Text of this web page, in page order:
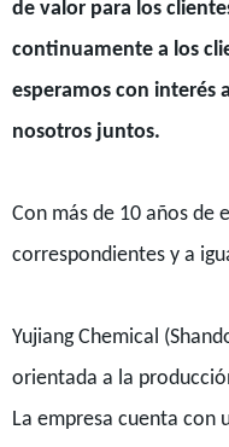
de valor para los
continuamente a los
esperamos con interés
nosotros juntos.
Con más de 10 años de
correspondientes y a
Yujiang Chemical
orientada a la
La empresa cuenta con